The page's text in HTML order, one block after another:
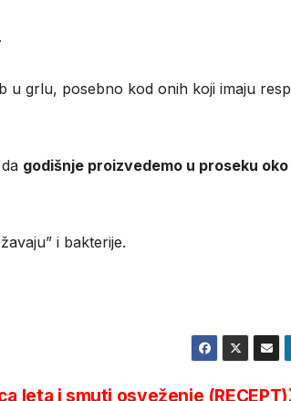
u grlu, posebno kod onih koji imaju
godišnje proizvedemo u proseku
i bakterije.
leta i smuti osveženje (RECEPT)